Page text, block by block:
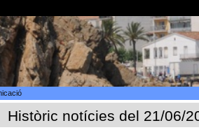
Històric notícies del 21/06/